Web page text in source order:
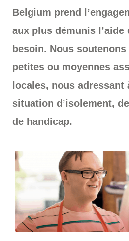
Belgium prend
aux plus démunis
besoin. Nous
petites ou moyennes
locales, nous adressant
situation d’isolement,
de handicap.